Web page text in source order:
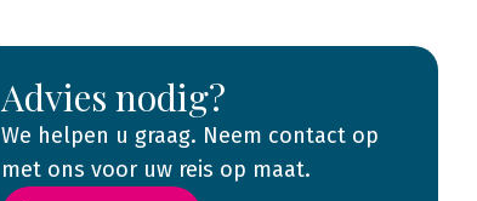
Advies nodig?
We helpen u graag. Neem contact op
met ons voor uw reis op maat.